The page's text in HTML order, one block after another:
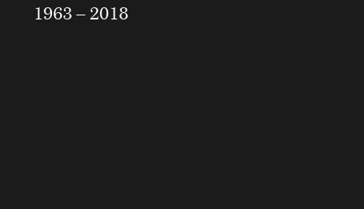
1963 – 2018